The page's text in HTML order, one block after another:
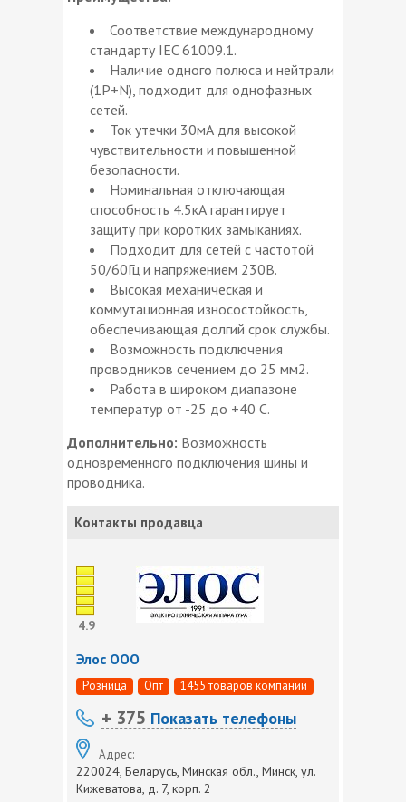
Соответствие международному
стандарту IEC 61009.1.
Наличие одного полюса и нейтрали
(1Р+N), подходит для однофазных
сетей.
Ток утечки 30мА для высокой
чувствительности и повышенной
безопасности.
Номинальная отключающая
способность 4.5кА гарантирует
защиту при коротких замыканиях.
Подходит для сетей с частотой
50/60Гц и напряжением 230В.
Высокая механическая и
коммутационная износостойкость,
обеспечивающая долгий срок службы.
Возможность подключения
проводников сечением до 25 мм2.
Работа в широком диапазоне
температур от -25 до +40 С.
Дополнительно: Возможность
одновременного подключения шины и
проводника.
Контакты продавца
4.9
Элос ООО
Розница Опт 1455 товаров компании
+ 375 Показать телефоны
Адрес:
220024, Беларусь, Минская обл., Минск, ул.
Кижеватова, д. 7, корп. 2